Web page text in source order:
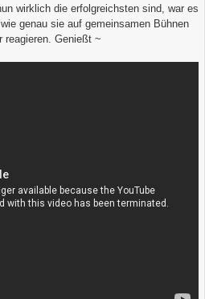
wirklich die erfolgreichsten sind, war es
genau sie auf gemeinsamen Bühnen
reagieren. Genießt ~